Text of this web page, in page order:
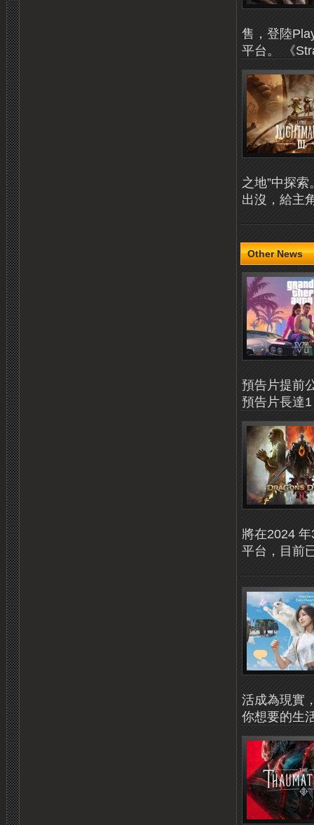
售，登陸
平台。 《
之地”中探
出沒，給主
Other News
預告片提前
預告片長達
將在2024
平台，目前
活成為現實
你想要的生